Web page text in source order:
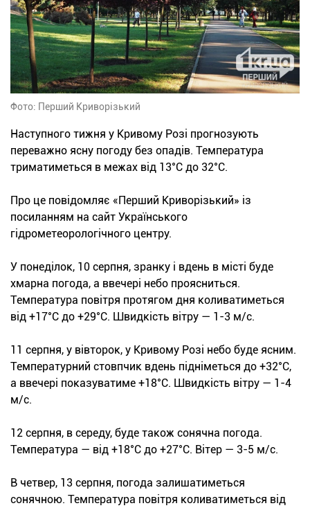
Фото: Перший Криворізький
Наступного тижня у Кривому Розі прогнозують
переважно ясну погоду без опадів. Температура
триматиметься в межах від 13°С до 32°С.
Про це повідомляє «Перший Криворізький» із
посиланням на сайт Українського
гідрометеорологічного центру.
У понеділок, 10 серпня, зранку і вдень в місті буде
хмарна погода, а ввечері небо проясниться.
Температура повітря протягом дня коливатиметься
від +17°С до +29°С. Швидкість вітру — 1-3 м/с.
11 серпня, у вівторок, у Кривому Розі небо буде ясним.
Температурний стовпчик вдень підніметься до +32°С,
а ввечері показуватиме +18°С. Швидкість вітру — 1-4
м/с.
12 серпня, в середу, буде також сонячна погода.
Температура — від +18°С до +27°С. Вітер — 3-5 м/с.
В четвер, 13 серпня, погода залишатиметься
сонячною. Температура повітря коливатиметься від